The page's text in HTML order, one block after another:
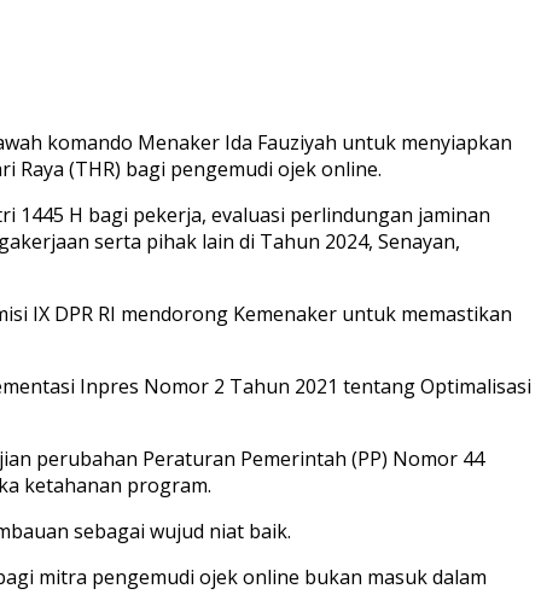
komando Menaker Ida Fauziyah untuk menyiapkan
(THR) bagi pengemudi ojek online.
1445 H bagi pekerja, evaluasi perlindungan jaminan
serta pihak lain di Tahun 2024, Senayan,
IX DPR RI mendorong Kemenaker untuk memastikan
Inpres Nomor 2 Tahun 2021 tentang Optimalisasi
perubahan Peraturan Pemerintah (PP) Nomor 44
ketahanan program.
sebagai wujud niat baik.
mitra pengemudi ojek online bukan masuk dalam